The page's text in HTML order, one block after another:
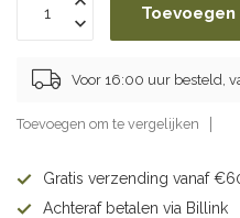
Voor 16:00 uur besteld,
Toevoegen om te vergelijken
Gratis verzending vanaf
Achteraf betalen via Billink